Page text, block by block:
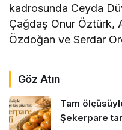
kadrosunda Ceyda
Çağdaş Onur Öztürk,
Özdoğan ve Serdar
Göz Atın
Tam
Şekerpare